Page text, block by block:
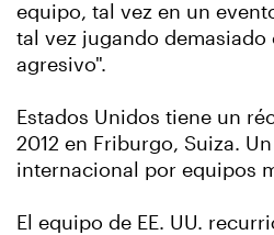
equipo, tal vez en un
tal vez jugando
agresivo".
Estados Unidos tiene un
2012 en Friburgo, Suiza.
internacional por equipos
El equipo de EE. UU.